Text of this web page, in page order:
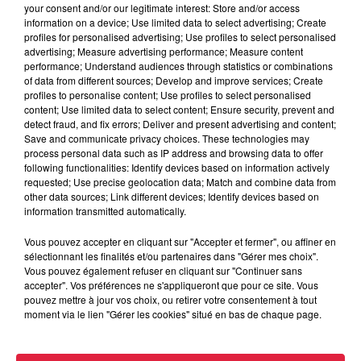
À Hoerdt, de l’eau brune sort des robinets
l’eau brune s’écouler de leurs robinets. Face aux
your consent and/or our legitimate interest: Store and/or access
information on a device; Use limited data to select advertising; Create
profiles for personalised advertising; Use profiles to select personalised
advertising; Measure advertising performance; Measure content
performance; Understand audiences through statistics or combinations
of data from different sources; Develop and improve services; Create
profiles to personalise content; Use profiles to select personalised
content; Use limited data to select content; Ensure security, prevent and
detect fraud, and fix errors; Deliver and present advertising and content;
Save and communicate privacy choices. These technologies may
process personal data such as IP address and browsing data to offer
following functionalities: Identify devices based on information actively
requested; Use precise geolocation data; Match and combine data from
other data sources; Link different devices; Identify devices based on
information transmitted automatically.
Vous pouvez accepter en cliquant sur "Accepter et fermer", ou affiner en
sélectionnant les finalités et/ou partenaires dans "Gérer mes choix".
Vous pouvez également refuser en cliquant sur "Continuer sans
accepter". Vos préférences ne s'appliqueront que pour ce site. Vous
pouvez mettre à jour vos choix, ou retirer votre consentement à tout
moment via le lien "Gérer les cookies" situé en bas de chaque page.